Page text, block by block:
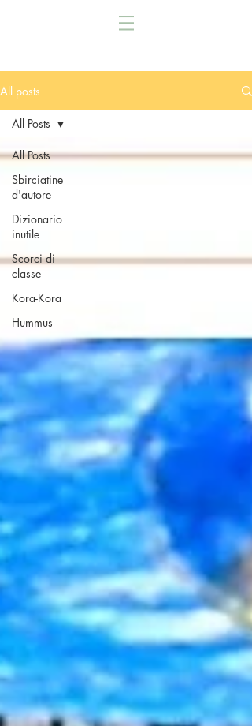
All posts
All Posts
Sbirciatine
d'autore
Dizionario
inutile
Scorci di
classe
Kora-Kora
Hummus
All Posts